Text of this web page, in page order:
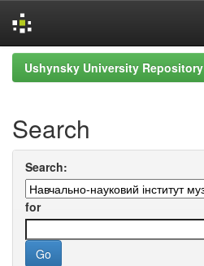
Skip
navigation
Ushynsky University Repository
Search
Search:
for